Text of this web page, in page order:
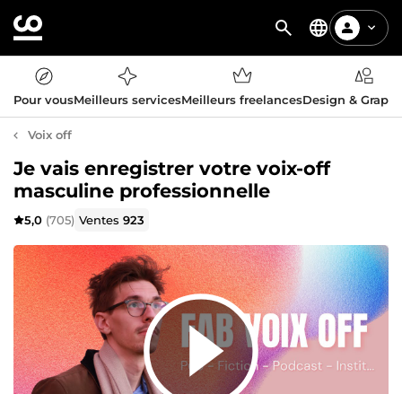
Pour vousMeilleurs servicesMeilleurs freelancesDesign &
Voix off
Je vais enregistrer votre voix-off
masculine professionnelle
5,0 (705) Ventes923